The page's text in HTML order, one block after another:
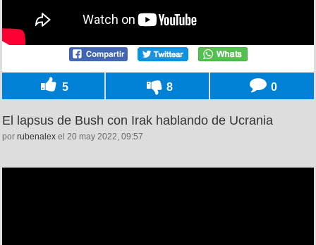
5 8 0
El lapsus de Bush con Irak hablando de Ucrania
por rubenalex el 20 may 2022, 09:57